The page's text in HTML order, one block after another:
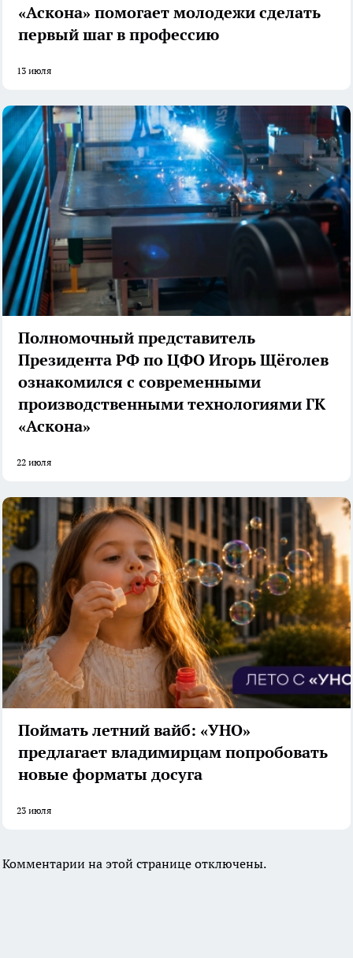
«Аскона» помогает молодежи сделать
первый шаг в профессию
13 июля
Полномочный представитель
Президента РФ по ЦФО Игорь Щёголев
ознакомился с современными
производственными технологиями ГК
«Аскона»
22 июля
Поймать летний вайб: «УНО»
предлагает владимирцам попробовать
новые форматы досуга
23 июля
Комментарии на этой странице отключены.